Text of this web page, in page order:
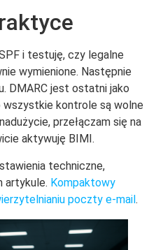
i testuję, czy legalne
wymienione. Następnie
DMARC jest ostatni jako
kontrole są wolne
przełączam się na
aktywuję BIMI.
techniczne,
artykule. Kompaktowy
poczty e-mail.